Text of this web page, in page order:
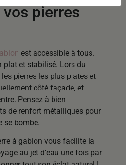
pierres
est accessible à tous.
plat et stabilisé. Lors du
les pierres les plus plates et
côté façade, et
Pensez à bien
de renfort métalliques pour
se bombe.
à gabion vous facilite la
au jet d’eau une fois par